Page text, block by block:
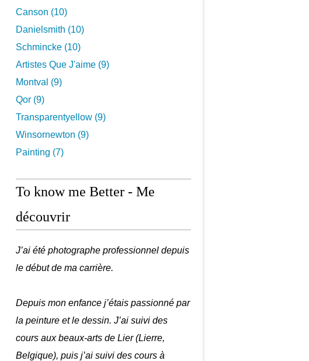
Canson (10)
Danielsmith (10)
Schmincke (10)
Artistes Que J'aime (9)
Montval (9)
Qor (9)
Transparentyellow (9)
Winsornewton (9)
Painting (7)
To know me Better - Me
découvrir
J’ai été photographe professionnel depuis
le début de ma carrière.
Depuis mon enfance j’étais passionné par
la peinture et le dessin. J’ai suivi des
cours aux beaux-arts de Lier (Lierre,
Belgique), puis j’ai suivi des cours à